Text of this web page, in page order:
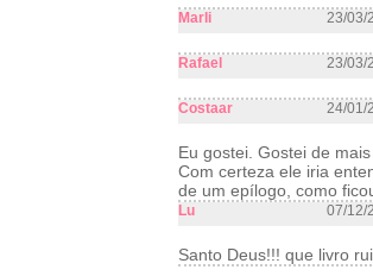
Marli 23/03/
Rafael 23/03/
Costaar 24/01/
Eu gostei. Gostei de
Com certeza ele iria
de um epílogo, como
Lu 07/12/
Santo Deus!!! que livro